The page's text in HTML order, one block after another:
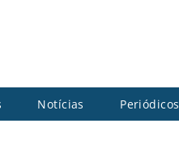
Notícias Periódicos